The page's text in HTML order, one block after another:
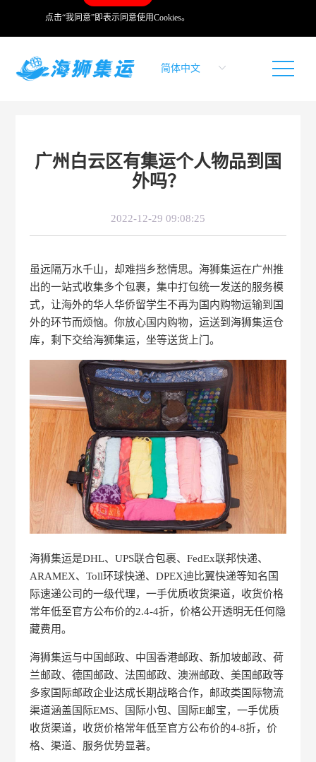
点击“我同意”即表示同意使用Cookies。
广州白云区有集运个人物品到国
外吗？
2022-12-29 09:08:25
虽远隔万水千山，却难挡乡愁情思。海狮集运在广州推
出的一站式收集多个包裹，集中打包统一发送的服务模
式，让海外的华人华侨留学生不再为国内购物运输到国
外的环节而烦恼。你放心国内购物，运送到海狮集运仓
库，剩下交给海狮集运，坐等送货上门。
海狮集运是DHL、UPS联合包裹、FedEx联邦快递、
ARAMEX、Toll环球快递、DPEX迪比翼快递等知名国
际速递公司的一级代理，一手优质收货渠道，收货价格
常年低至官方公布价的2.4-4折，价格公开透明无任何隐
藏费用。
海狮集运与中国邮政、中国香港邮政、新加坡邮政、荷
兰邮政、德国邮政、法国邮政、澳洲邮政、美国邮政等
多家国际邮政企业达成长期战略合作，邮政类国际物流
渠道涵盖国际EMS、国际小包、国际E邮宝，一手优质
收货渠道，收货价格常年低至官方公布价的4-8折，价
格、渠道、服务优势显著。